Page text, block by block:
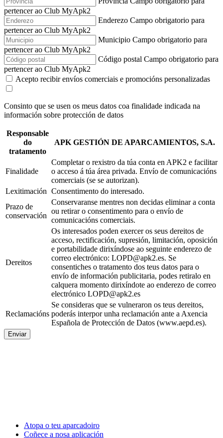
pertencer ao Club MyApk2
Enderezo Campo obrigatorio para
pertencer ao Club MyApk2
Municipio Campo obrigatorio para
pertencer ao Club MyApk2
Código postal Campo obrigatorio para
pertencer ao Club MyApk2
Acepto recibir envíos comerciais e promocións personalizadas
Consinto que se usen os meus datos coa finalidade indicada na
información sobre protección de datos
Responsable
do
tratamento
APK GESTIÓN DE APARCAMIENTOS, S.A.
Finalidade
Completar o rexistro da túa conta en APK2 e facilitar
o acceso á túa área privada. Envío de comunicacións
comerciais (se se autorizan).
Lexitimación Consentimento do interesado.
Prazo de
conservación
Conservaranse mentres non decidas eliminar a conta
ou retirar o consentimento para o envío de
comunicacións comerciais.
Dereitos
Os interesados poden exercer os seus dereitos de
acceso, rectificación, supresión, limitación, oposición
e portabilidade dirixíndose ao seguinte enderezo de
correo electrónico: LOPD@apk2.es. Se
consentiches o tratamento dos teus datos para o
envío de información publicitaria, podes retiralo en
calquera momento dirixíndote ao enderezo de correo
electrónico LOPD@apk2.es
Reclamacións
Se consideras que se vulneraron os teus dereitos,
poderás interpor unha reclamación ante a Axencia
Española de Protección de Datos (www.aepd.es).
Enviar
Atopa o teu aparcadoiro
Coñece a nosa aplicación